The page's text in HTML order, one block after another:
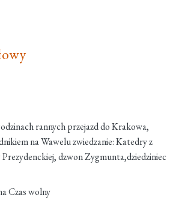
rannych przejazd do Krakowa,
na Wawelu zwiedzanie: Katedry z
dzwon Zygmunta,dziedziniec
Czas wolny